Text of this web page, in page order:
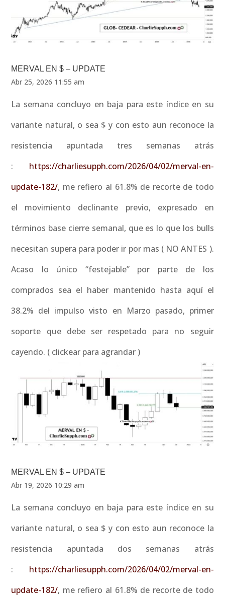
MERVAL EN $ – UPDATE
Abr 25, 2026 11:55 am
La semana concluyo en baja para este índice en su
variante natural, o sea $ y con esto aun reconoce la
resistencia apuntada tres semanas atrás
: https://charliesupph.com/2026/04/02/merval-en-
update-182/, me refiero al 61.8% de recorte de todo
el movimiento declinante previo, expresado en
términos base cierre semanal, que es lo que los bulls
necesitan supera para poder ir por mas ( NO ANTES ).
Acaso lo único “festejable” por parte de los
comprados sea el haber mantenido hasta aquí el
38.2% del impulso visto en Marzo pasado, primer
soporte que debe ser respetado para no seguir
cayendo. ( clickear para agrandar )
MERVAL EN $ – UPDATE
Abr 19, 2026 10:29 am
La semana concluyo en baja para este índice en su
variante natural, o sea $ y con esto aun reconoce la
resistencia apuntada dos semanas atrás
: https://charliesupph.com/2026/04/02/merval-en-
update-182/, me refiero al 61.8% de recorte de todo